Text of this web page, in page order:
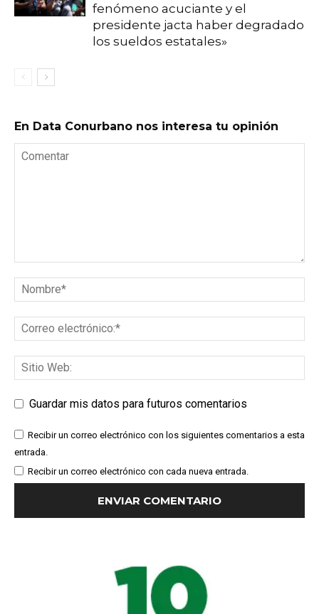
fenómeno acuciante y el
presidente jacta haber degradado
los sueldos estatales»
En Data Conurbano nos interesa tu opinión
Guardar mis datos para futuros comentarios
Recibir un correo electrónico con los siguientes comentarios a esta
entrada.
Recibir un correo electrónico con cada nueva entrada.